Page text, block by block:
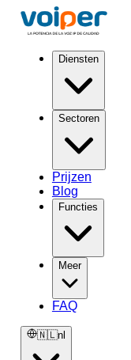
Diensten
Sectoren
Prijzen
Blog
Functies
Meer
FAQ
🇳🇱nl